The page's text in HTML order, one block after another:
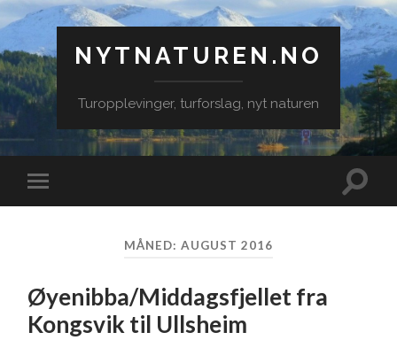
NYTNATUREN.NO
Turopplevinger, turforslag, nyt naturen
Veksle
mobilmeny
Veksle
MÅNED: AUGUST 2016
Øyenibba/Middagsfjellet fra
Kongsvik til Ullsheim